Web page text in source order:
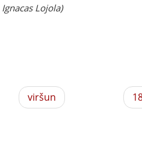
Ignacas Lojola)
viršun